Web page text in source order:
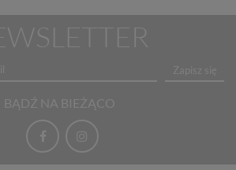
Zapisz się
BĄDŹ NA BIEŻĄCO